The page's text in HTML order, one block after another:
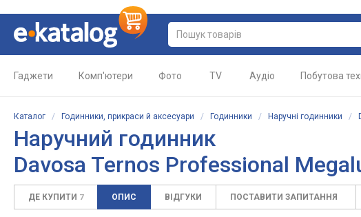
Гаджети Комп'ютери Фото TV Аудіо Побутова
Каталог / Годинники, прикраси й аксесуари / Годинники / Наручні годинники /
Наручний годинник
Davosa Ternos Professional
ДЕ КУПИТИ 7 ОПИС ВІДГУКИ ПОСТАВИТИ ЗАПИТАННЯ